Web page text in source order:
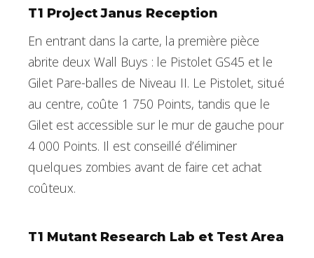
T1 Project Janus Reception
En entrant dans la carte, la première pièce
abrite deux Wall Buys : le Pistolet GS45 et le
Gilet Pare-balles de Niveau II. Le Pistolet, situé
au centre, coûte 1 750 Points, tandis que le
Gilet est accessible sur le mur de gauche pour
4 000 Points. Il est conseillé d’éliminer
quelques zombies avant de faire cet achat
coûteux.
T1 Mutant Research Lab et Test Area